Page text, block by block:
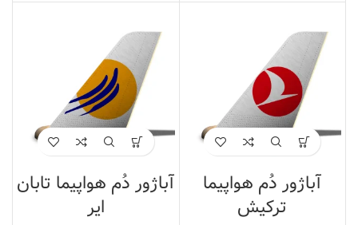
آباژور دُم هواپیما
ترکیش
آباژور دُم هواپیما تابان
ایر